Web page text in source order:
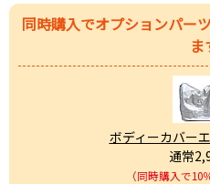
同時購入でオプションパー
ま
ボディーカバー
通常
（同時購入で10